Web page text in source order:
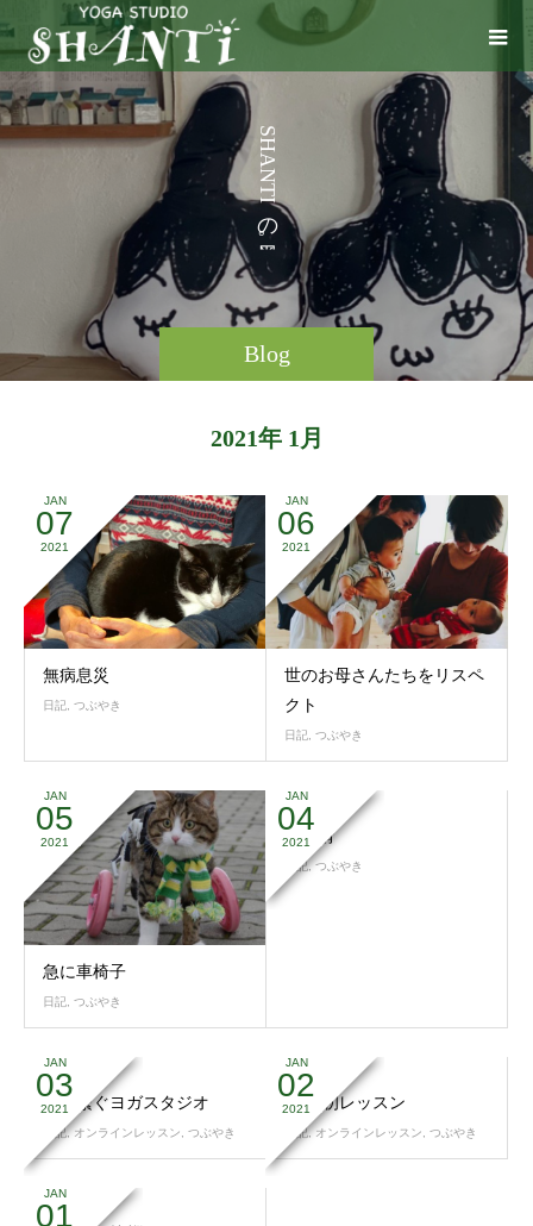
Blog
S
H
A
N
T
I
の
。
2021年 1月
JAN
07
2021
無病息災
日記, つぶやき
JAN
06
2021
世のお母さんたちをリスペ
クト
日記, つぶやき
JAN
05
2021
急に車椅子
日記 つぶやき
JAN
04
2021
裏事情
日記,つぶやき
JAN
03
2021
人を繋ぐヨガスタジオ
日記,オンラインレッスン つぶやき
JAN
02
2021
2021初レッスン
日記,オンラインレッスン つぶやき
JAN
01